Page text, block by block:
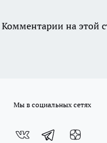
Комментарии на этой
Мы в социальных сетях